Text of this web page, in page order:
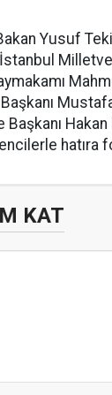
Yusuf
Hakan
hatıra
KAT